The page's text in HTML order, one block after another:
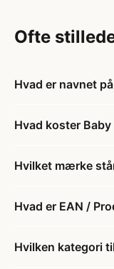
Ofte
Hvad er navnet
Hvad koster
Hvilket mærke
Hvad er EAN /
Hvilken kategori